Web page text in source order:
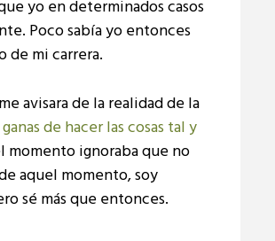
yo en determinados casos
Poco sabía yo entonces
de mi carrera.
avisara de la realidad de la
de hacer las cosas tal y
momento ignoraba que no
aquel momento, soy
sé más que entonces.